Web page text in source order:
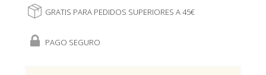
GRATIS PARA PEDIDOS SUPERIORES A 45€
PAGO SEGURO